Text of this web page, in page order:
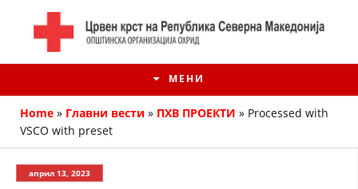
МЕНИ
Home » Главни вести » ПХВ ПРОЕКТИ » Processed with
VSCO with preset
април 13, 2023